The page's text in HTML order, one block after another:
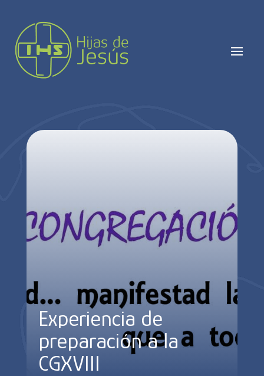
Experiencia de
preparación a la
CGXVIII